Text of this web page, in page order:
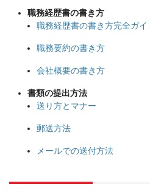
職務経歴書の書き方
職務経歴書の書き方完全ガイ
職務要約の書き方
会社概要の書き方
書類の提出方法
送り方とマナー
郵送方法
メールでの送付方法